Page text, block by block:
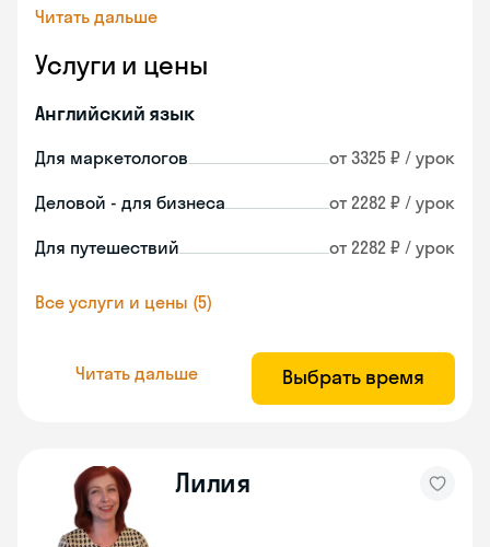
Читать дальше
Услуги и цены
Английский язык
Для маркетологов от 3325 ₽ / урок
Деловой - для бизнеса от 2282 ₽ / урок
Для путешествий от 2282 ₽ / урок
Все услуги и цены (5)
Читать дальше Выбрать время
Лилия